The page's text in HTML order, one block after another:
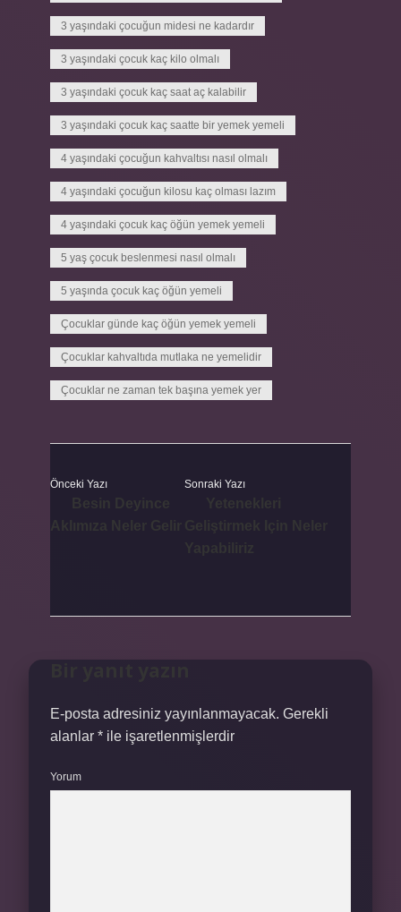
3 yaşındaki çocuğun midesi ne kadardır
3 yaşındaki çocuk kaç kilo olmalı
3 yaşındaki çocuk kaç saat aç kalabilir
3 yaşındaki çocuk kaç saatte bir yemek yemeli
4 yaşındaki çocuğun kahvaltısı nasıl olmalı
4 yaşındaki çocuğun kilosu kaç olması lazım
4 yaşındaki çocuk kaç öğün yemek yemeli
5 yaş çocuk beslenmesi nasıl olmalı
5 yaşında çocuk kaç öğün yemeli
Çocuklar günde kaç öğün yemek yemeli
Çocuklar kahvaltıda mutlaka ne yemelidir
Çocuklar ne zaman tek başına yemek yer
Önceki Yazı Sonraki Yazı
E-posta adresiniz yayınlanmayacak. Gerekli
alanlar * ile işaretlenmişlerdir
Yorum